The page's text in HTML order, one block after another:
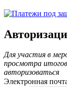
Для участия в
просмотра
авторизоваться
Электронная